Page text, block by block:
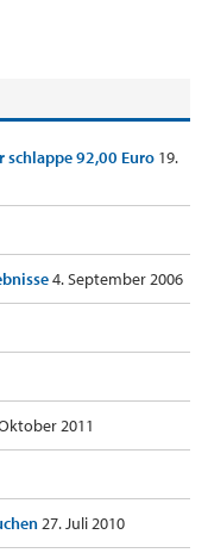
schlappe 92,00 Euro 19.
4. September 2006
2011
27. Juli 2010